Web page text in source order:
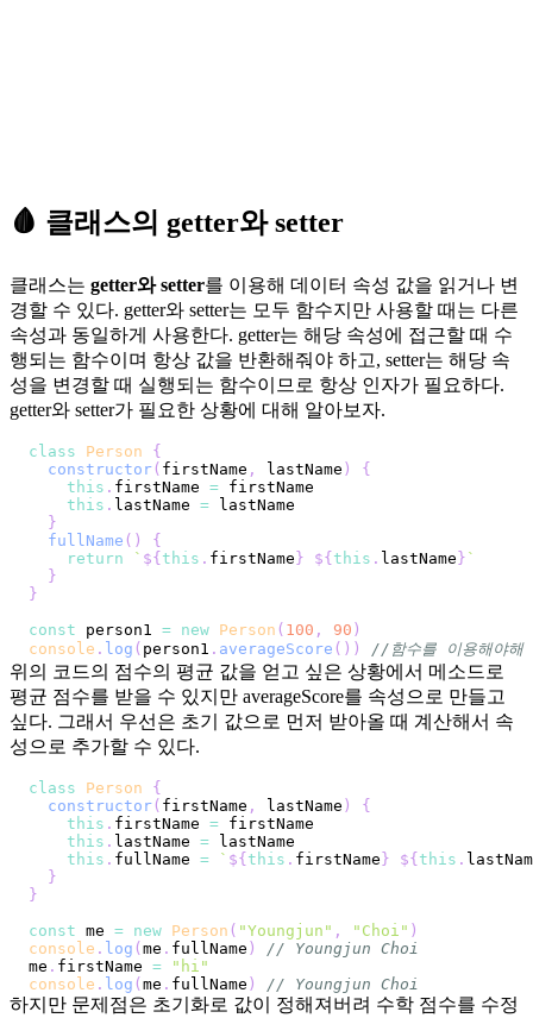
🩸 클래스의 getter와 setter
클래스는 getter와 setter를 이용해 데이터 속성 값을 읽거나 변
경할 수 있다. getter와 setter는 모두 함수지만 사용할 때는 다른
속성과 동일하게 사용한다. getter는 해당 속성에 접근할 때 수
행되는 함수이며 항상 값을 반환해줘야 하고, setter는 해당 속
성을 변경할 때 실행되는 함수이므로 항상 인자가 필요하다.
getter와 setter가 필요한 상황에 대해 알아보자.
class Person
{
constructor( firstName , lastName )
{
this . firstName =
this . lastName =
}
fullName ( )
{
return
` ${ this . firstName } ${ this . lastName } `
}
}
const person1 = new Person ( 100 , 90 )
console . log ( person1 . averageScore ( ) ) //함수를 이용해야해
위의 코드의 점수의 평균 값을 얻고 싶은 상황에서 메소드로
평균 점수를 받을 수 있지만 averageScore를 속성으로 만들고
싶다. 그래서 우선은 초기 값으로 먼저 받아올 때 계산해서 속
성으로 추가할 수 있다.
class Person
{
constructor( firstName , lastName )
{
this . firstName =
this . lastName =
this . fullName = ` ${ this . firstName } ${ this .
}
}
const me = new Person ( "Youngjun" , "Choi" )
console . log ( me . fullName )
// Youngjun Choi
me . firstName =
"hi"
console . log ( me . fullName ) // Youngjun Choi
하지만 문제점은 초기화로 값이 정해져버려 수학 점수를 수정